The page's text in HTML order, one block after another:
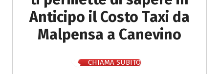
Anticipo il Costo Taxi da
Malpensa a Canevino
CHIAMA SUBITO